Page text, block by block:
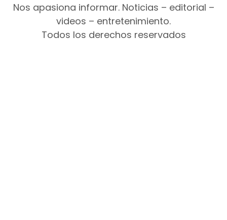
Nos apasiona informar. Noticias – editorial –
videos – entretenimiento.
Todos los derechos reservados